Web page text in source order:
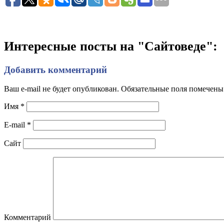
Интересные посты на "Сайтоведе":
Добавить комментарий
Ваш e-mail не будет опубликован. Обязательные поля
Имя *
E-mail *
Сайт
Комментарий